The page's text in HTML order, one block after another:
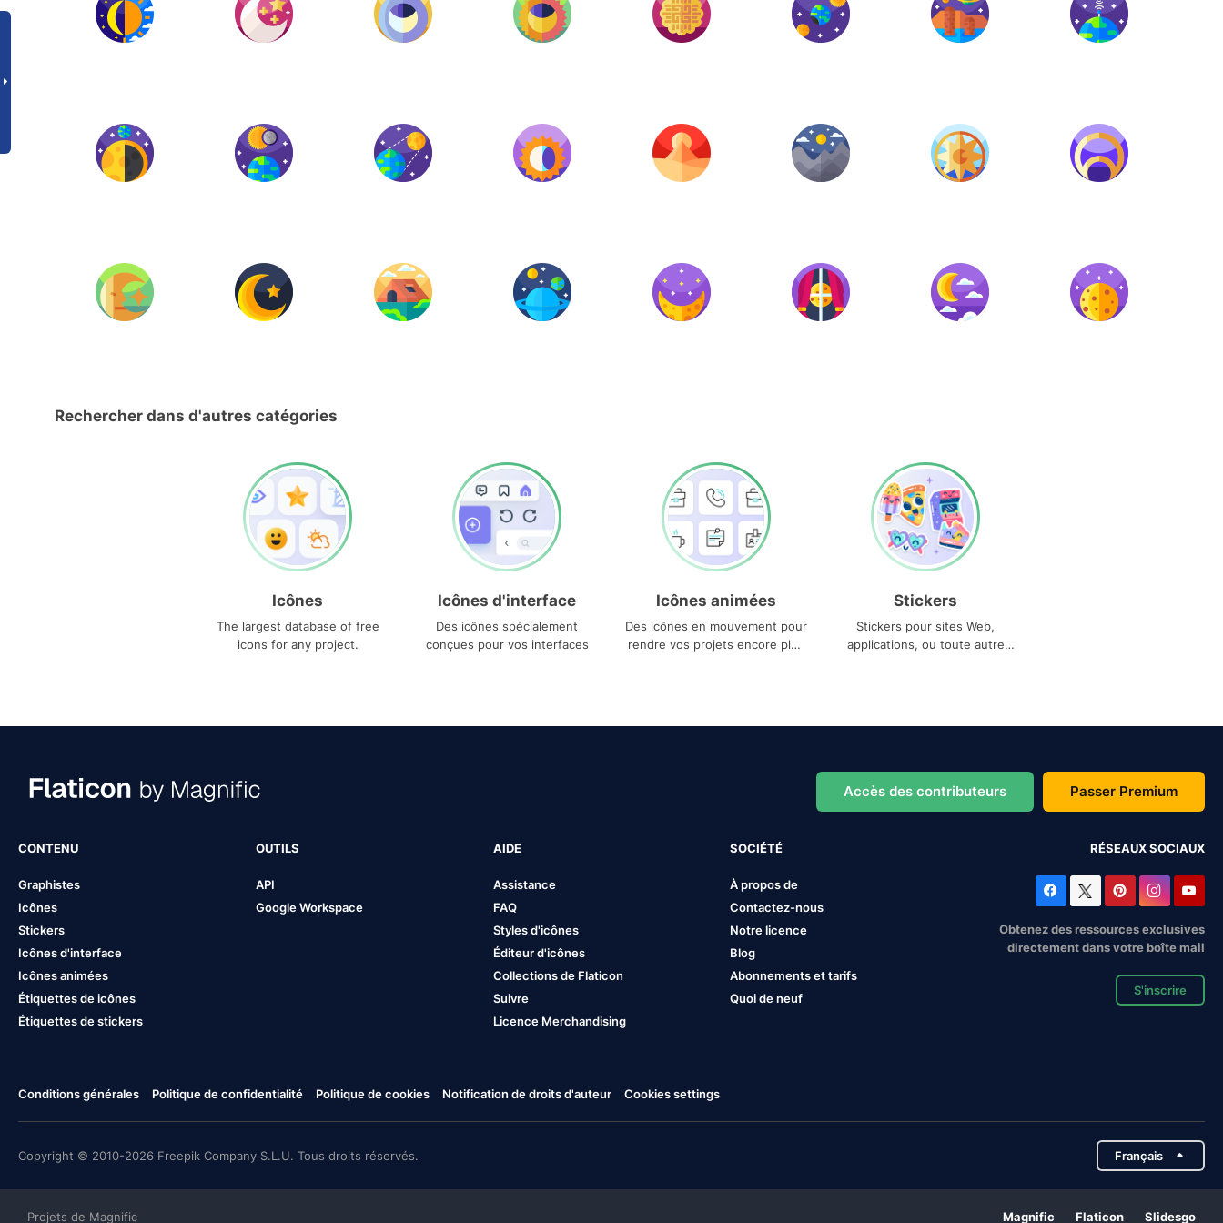
Rechercher dans d'autres catégories
Icônes
The largest database of free
icons for any project.
Icônes d'interface
Des icônes spécialement
conçues pour vos interfaces
Icônes animées
Des icônes en mouvement pour
rendre vos projets encore plus
Stickers
Stickers pour sites Web,
applications, ou toute autre
Accès des contributeurs Passer Premium
CONTENU
Graphistes
Icônes
Stickers
Icônes d'interface
Icônes animées
Étiquettes de icônes
Étiquettes de stickers
OUTILS
API
Google Workspace
AIDE
Assistance
FAQ
Styles d'icônes
Éditeur d'icônes
Collections de Flaticon
Suivre
Licence Merchandising
SOCIÉTÉ
À propos de
Contactez-nous
Notre licence
Blog
Abonnements et tarifs
Quoi de neuf
RÉSEAUX SOCIAUX
Obtenez des ressources exclusives
directement dans votre boîte mail
S'inscrire
Conditions générales Politique de confidentialité Politique de cookies Notification de droits d'auteur Cookies settings
Copyright © 2010-2026 Freepik Company S.L.U. Tous droits réservés. Français
Projets de Magnific Magnific Flaticon Slidesgo